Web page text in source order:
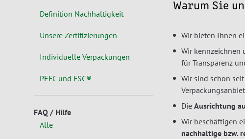
Warum Sie
Wir bieten Ihnen
Wir kennzeichnen
für Transparenz
Wir sind schon seit
Die Ausrichtung
Wir beschäftigen
nachhaltige bzw.
Definition Nachhaltigkeit
Unsere Zertifizierungen
Individuelle Verpackungen
PEFC und FSC®
FAQ / Hilfe
Alle